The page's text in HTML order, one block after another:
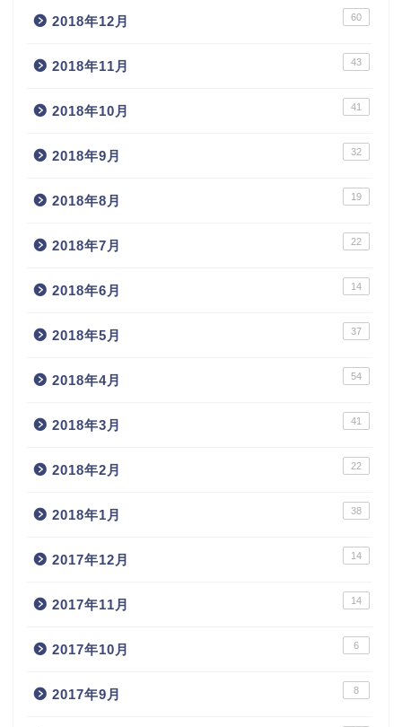
2018年12月 60
2018年11月 43
2018年10月 41
2018年9月 32
2018年8月 19
2018年7月 22
2018年6月 14
2018年5月 37
2018年4月 54
2018年3月 41
2018年2月 22
2018年1月 38
2017年12月 14
2017年11月 14
2017年10月 6
2017年9月 8